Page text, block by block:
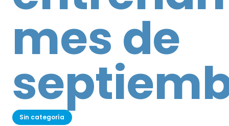
mes de
Sin categoría